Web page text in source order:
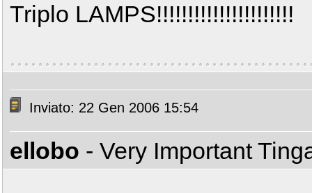
Triplo LAMPS!!!!!!!!!!!!!!!!!!!!!!
Inviato: 22 Gen 2006 15:54
ellobo - Very Important